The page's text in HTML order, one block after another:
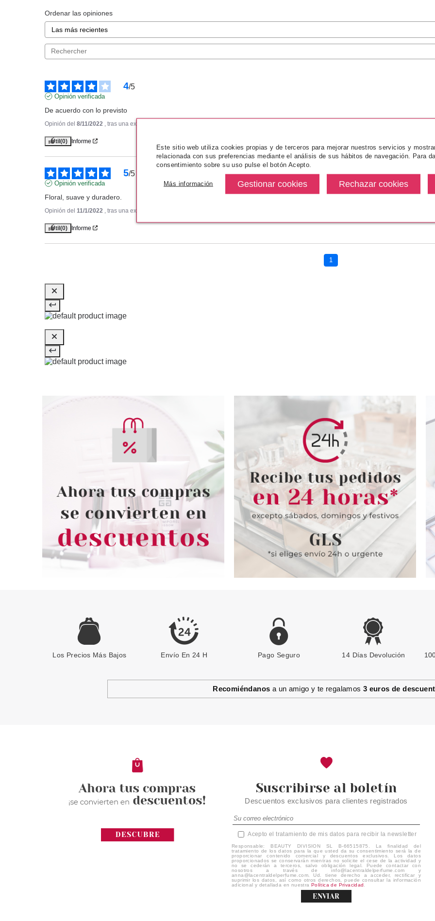
KENZO AMOUR EDP 50 ML
VAPO
Pvr 86.00€
-34%
desde
56.99€
Ordenar las opiniones
4/5
Opinión verificada
De acuerdo con lo previsto
Opinión del 8/11/2022 , tras una experiencia del
Útil(0) Informe
5/5
Opinión verificada
Floral, suave y duradero.
Opinión del 11/1/2022 , tras una experiencia del
Útil(0) Informe
1
Los Precios Más Bajos Envío En 24 H Pago Seguro 14 Días Devolución
Recomiéndanos a un amigo y te regalamos 3 euros de
Suscribirse al boletín
Descuentos exclusivos para clientes registrados
Acepto el tratamiento de mis datos para recibir la newsletter
Responsable: BEAUTY DIVISION SL B-66515875. La finalidad del
tratamiento de los datos para la que usted da su consentimiento será la de
proporcionar contenido comercial y descuentos exclusivos. Los datos
proporcionados se conservarán mientras no solicite el cese de la actividad y
no se cederán a terceros, salvo obligación legal. Puede contactar con
nosotros a través de info@lacentraldelperfume.com y
anna@lacentraldelperfume.com. Ud. tiene derecho a acceder, rectificar y
suprimir los datos, así como otros derechos, puede consultar la información
adicional y detallada en nuestra Política de Privacidad
ENVIAR
Este sitio web utiliza cookies propias y de terceros para mejorar nuestros servicios y
relacionada con sus preferencias mediante el análisis de sus hábitos de navegación. Para
consentimiento sobre su uso pulse el botón Acepto.
Más información